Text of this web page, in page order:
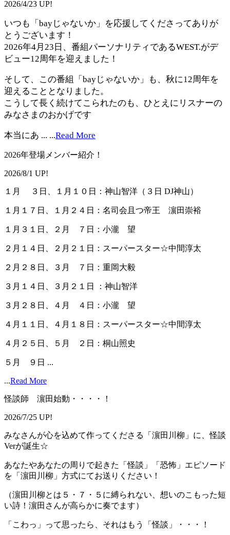
2026/4/23 UP!
いつも「bayじゃないか」を応援してくださってありが
とうございます！
2026年4月23日、番組パーソナリティであるWEST.がデ
ビュー12周年を迎えました！
そして、この番組「bayじゃないか」も、秋に12周年を
迎えることとなりました。
こうして長く続けてこられたのも、ひとえにリスナーの
みなさまのおかげです
本当にあ ... ...Read More
2026年登場メンバー紹介！
2026/8/1 UP!
１月 ３日、１月１０日：神山智洋（３日 DJ神山）
１月１７日、１月２４日：名司会且つ帝王 濵田崇裕
１月３１日、２月 ７日：小瀧 望
２月１４日、２月２１日：スーパースター☆中間淳太
２月２８日、３月 ７日：重岡大毅
３月１４日、３月２１日 ：神山智洋
３月２８日、４月 ４日：小瀧 望
４月１１日、４月１８日：スーパースター☆中間淳太
４月２５日、５月 ２日：桐山照史
５月 ９日 ...
...Read More
怪談師 濵田始動・・・・！
2026/7/25 UP!
みなさんが心を込めて作ってくださる「濵田川柳」に、怪談
Verが誕生☆
あなたやあなたの周りで起きた「怪談」「恐怖」エピソード
を「濵田川柳」方式にてお送りください！
（濵田川柳とは５・７・５に縛られない、想いのこもった短
い詩！濵田さんが高らかに奏でます）
「こわっ」って思ったら、それはもう「怪談」・・・！